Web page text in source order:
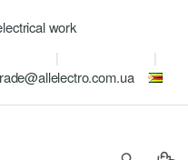
work